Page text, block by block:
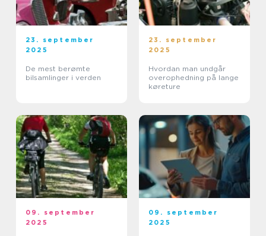
23. september
2025
De mest berømte
bilsamlinger i verden
23. september
2025
Hvordan man undgår
overophedning på lange
køreture
09. september
2025
09. september
2025